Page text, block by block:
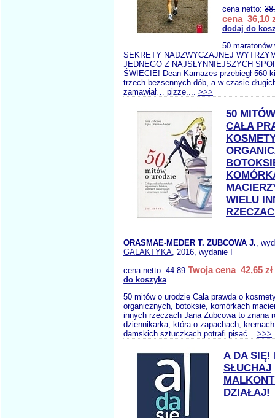
cena netto:
cena 36,10
dodaj do
50
SEKRETY NADZWYCZAJNEJ
JEDNEGO Z NAJSŁYNNIEJSZYCH
ŚWIECIE! Dean Karnazes przebiegł 560
trzech bezsennych dób, a w czasie
zamawiał… pizzę.... >>>
50
CAŁA
WIELU
ORASMAE-MEDER T. ZUBCOWA J.,
GALAKTYKA, 2016, wydanie I
cena netto: 44.89 Twoja cena 42,65 zł
do koszyka
50 mitów o urodzie Cała prawda o
organicznych, botoksie, komórkach
innych rzeczach Jana Zubcowa to znana
dziennikarka, która o zapachach,
damskich sztuczkach potrafi pisać... >>>
A DA SIĘ!
SŁUCHAJ
DZIAŁAJ!